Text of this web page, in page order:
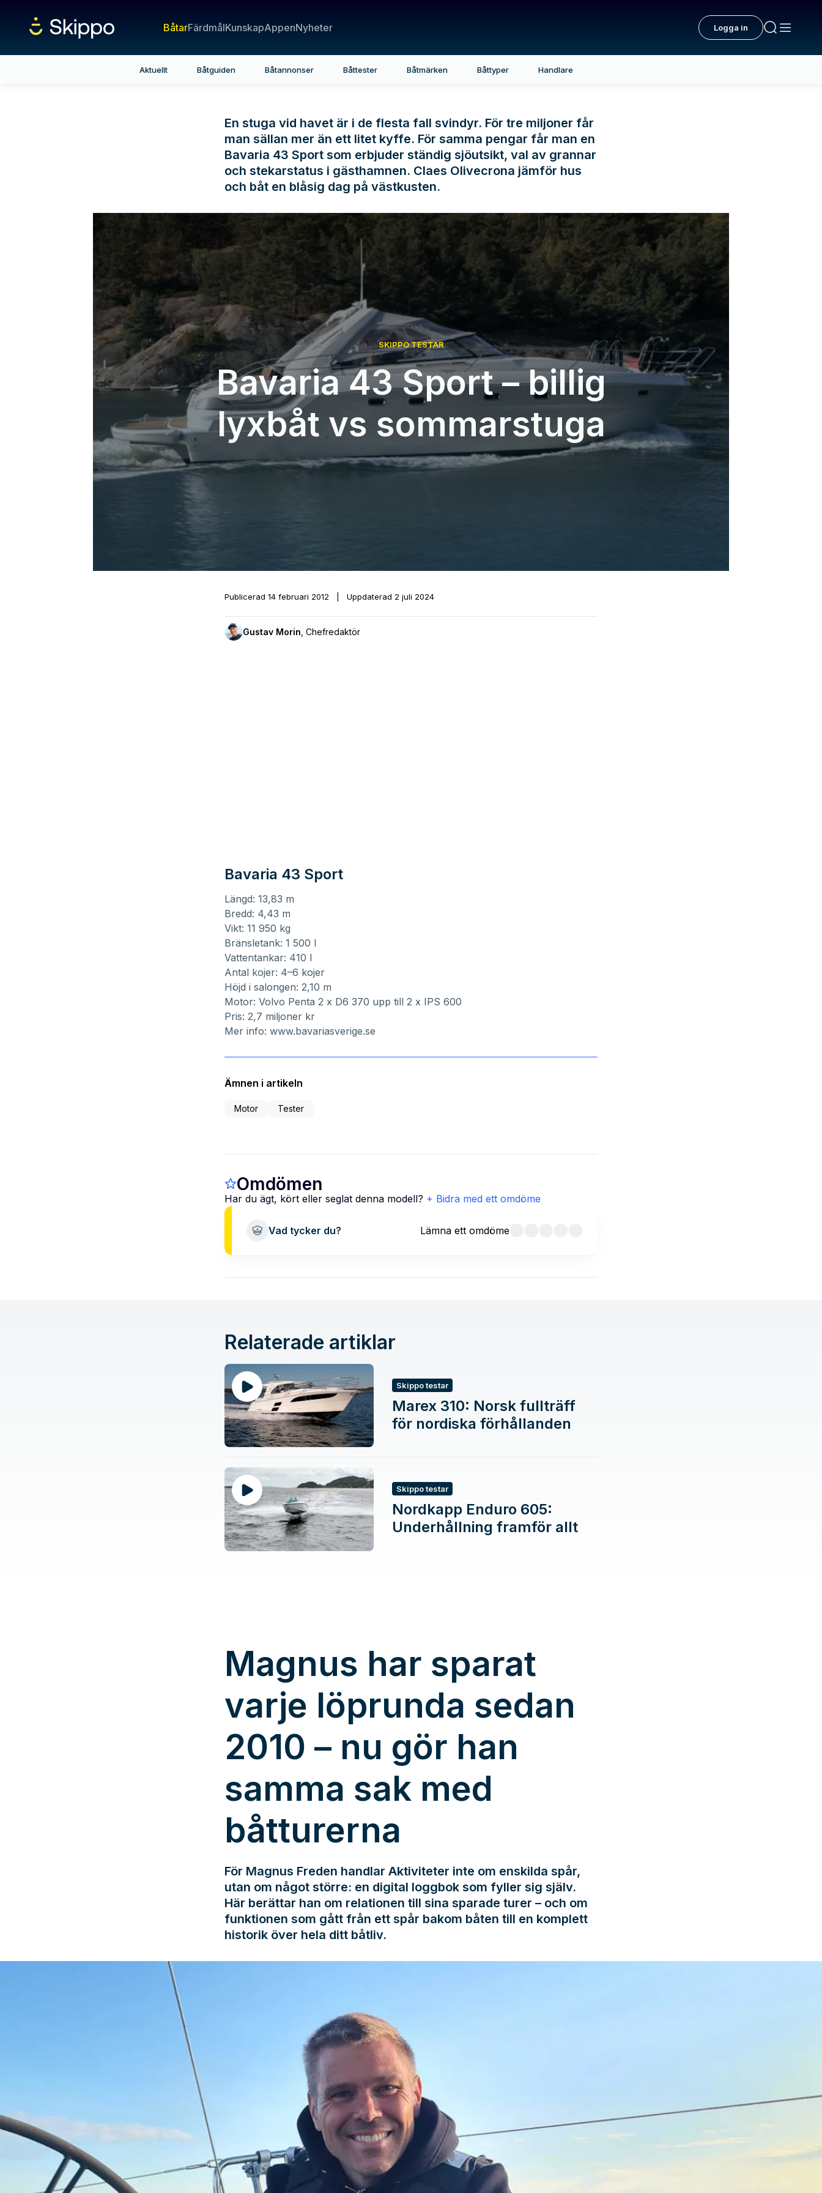
BåtarFärdmålKunskapAppenNyheter Logga in
Aktuellt Båtguiden Båtannonser Båttester Båtmärken Båttyper Handlare
En stuga vid havet är i de flesta fall svindyr. För tre miljoner får
man sällan mer än ett litet kyffe. För samma pengar får man en
Bavaria 43 Sport som erbjuder ständig sjöutsikt, val av grannar
och stekarstatus i gästhamnen. Claes Olivecrona jämför hus
och båt en blåsig dag på västkusten.
SKIPPO TESTAR
Bavaria 43 Sport – billig
lyxbåt vs sommarstuga
Publicerad 14 februari 2012 Uppdaterad 2 juli 2024
Gustav Morin Chefredaktör
Bavaria 43 Sport
Längd: 13,83 m
Bredd: 4,43 m
Vikt: 11 950 kg
Bränsletank: 1 500 l
Vattentankar: 410 l
Antal kojer: 4–6 kojer
Höjd i salongen: 2,10 m
Motor: Volvo Penta 2 x D6 370 upp till 2 x IPS 600
Pris: 2,7 miljoner kr
Mer info: www.bavariasverige.se
Ämnen i artikeln
Motor Tester
Omdömen
Har du ägt, kört eller seglat denna modell? + Bidra med ett omdöme
Vad tycker du? Lämna ett omdöme
Relaterade artiklar
Skippo testar
Marex 310: Norsk fullträff
för nordiska förhållanden
Skippo testar
Nordkapp Enduro 605:
Underhållning framför allt
Magnus har sparat
varje löprunda sedan
2010 – nu gör han
samma sak med
båtturerna
För Magnus Freden handlar Aktiviteter inte om enskilda spår,
utan om något större: en digital loggbok som fyller sig själv.
Här berättar han om relationen till sina sparade turer – och om
funktionen som gått från ett spår bakom båten till en komplett
historik över hela ditt båtliv.